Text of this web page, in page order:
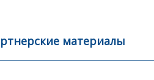
b
o
er l
а
в
материалы